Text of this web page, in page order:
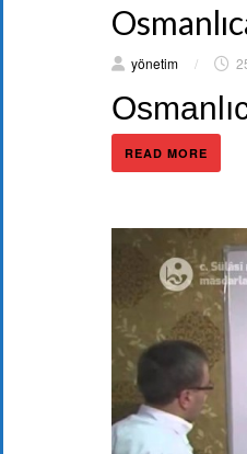
yönetim /
READ MORE